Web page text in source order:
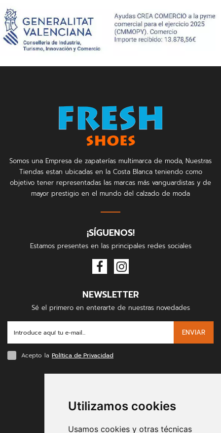
Utilizamos cookies
Usamos cookies y otras técnicas
Somos una Empresa de zapaterías multimarca de moda, Nuestras
Tiendas estan ubicadas en la Costa Blanca teniendo como
objetivo tener representadas las marcas más vanguardistas y de
mayor prestigio en el mundo del calzado de moda
¡SÍGUENOS!
Estamos presentes en las principales redes sociales
NEWSLETTER
Sé el primero en enterarte de nuestras novedades
ENVIAR
Acepto la Política de Privacidad